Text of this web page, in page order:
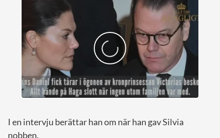
I en intervju berättar han om när han gav Silvia
nobben.